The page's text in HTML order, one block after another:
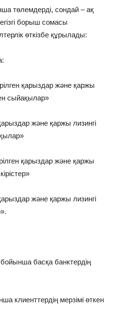
төлемдерді, сондай – ақ
борыш сомасы
өткізбе құрылады:
қарыздар және қаржы
сыйақылар»
және қаржы лизингі
қарыздар және қаржы
және қаржы лизингі
басқа банктердің
клиенттердің мерзімі өткен